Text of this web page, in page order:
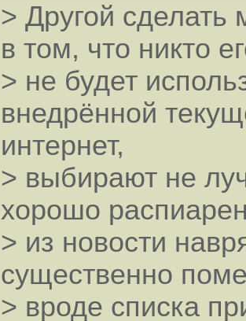
> Другой
в том, что никто
> не будет
внедрённой
интернет,
> выбирают не
хорошо
> из новости
существенно
> вроде списка